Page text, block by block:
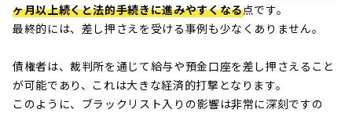
ヶ月以上続くと法的手続きに進みやすくなる点です。
最終的には、差し押さえを受ける事例も少なくありません。
債権者は、裁判所を通じて給与や預金口座を差し押さえること
が可能であり、これは大きな経済的打撃となります。
このように、ブラックリスト入りの影響は非常に深刻ですの